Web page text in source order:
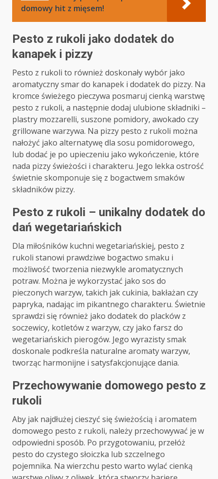
domowy hit z mięsem!
Pesto z rukoli jako dodatek do
kanapek i pizzy
Pesto z rukoli to również doskonały wybór jako
aromatyczny smar do kanapek i dodatek do pizzy. Na
kromce świeżego pieczywa posmaruj cienką warstwę
pesto z rukoli, a następnie dodaj ulubione składniki –
plastry mozzarelli, suszone pomidory, awokado czy
grillowane warzywa. Na pizzy pesto z rukoli można
nałożyć jako alternatywę dla sosu pomidorowego,
lub dodać je po upieczeniu jako wykończenie, które
nada pizzy świeżości i charakteru. Jego lekka ostrość
świetnie skomponuje się z bogactwem smaków
składników pizzy.
Pesto z rukoli – unikalny dodatek do
dań wegetariańskich
Dla miłośników kuchni wegetariańskiej, pesto z
rukoli stanowi prawdziwe bogactwo smaku i
możliwość tworzenia niezwykle aromatycznych
potraw. Można je wykorzystać jako sos do
pieczonych warzyw, takich jak cukinia, bakłażan czy
papryka, nadając im pikantnego charakteru. Świetnie
sprawdzi się również jako dodatek do placków z
soczewicy, kotletów z warzyw, czy jako farsz do
wegetariańskich pierogów. Jego wyrazisty smak
doskonale podkreśla naturalne aromaty warzyw,
tworząc harmonijne i satysfakcjonujące dania.
Przechowywanie domowego pesto z
rukoli
Aby jak najdłużej cieszyć się świeżością i aromatem
domowego pesto z rukoli, należy przechowywać je w
odpowiedni sposób. Po przygotowaniu, przełóż
pesto do czystego słoiczka lub szczelnego
pojemnika. Na wierzchu pesto warto wylać cienką